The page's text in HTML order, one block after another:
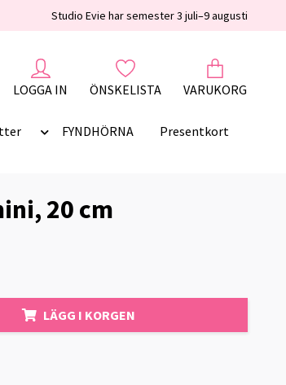
Studio Evie har semester 3 juli–9 augusti
LOGGA IN ÖNSKELISTA VARUKORG
FYNDHÖRNA
Presentkort
20 cm
LÄGG I KORGEN